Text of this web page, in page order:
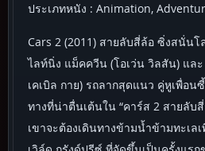
ประเภทหนัง : Animation,
Cars 2 (2011) สายลับสี่ล้อ ซิ่งสนั่นโ
ไลท์นิ่ง แม็คควีน (โอเว่น วิลสัน) และ
เคเบิล กาย) รถลากสุดแนว คู่หูเพื่อน
ทางที่น่าตื่นเต้นใน “คาร์ส 2 สายลับ
เขาจะต้องเดินทางข้ามน้ำข้ามทะเล